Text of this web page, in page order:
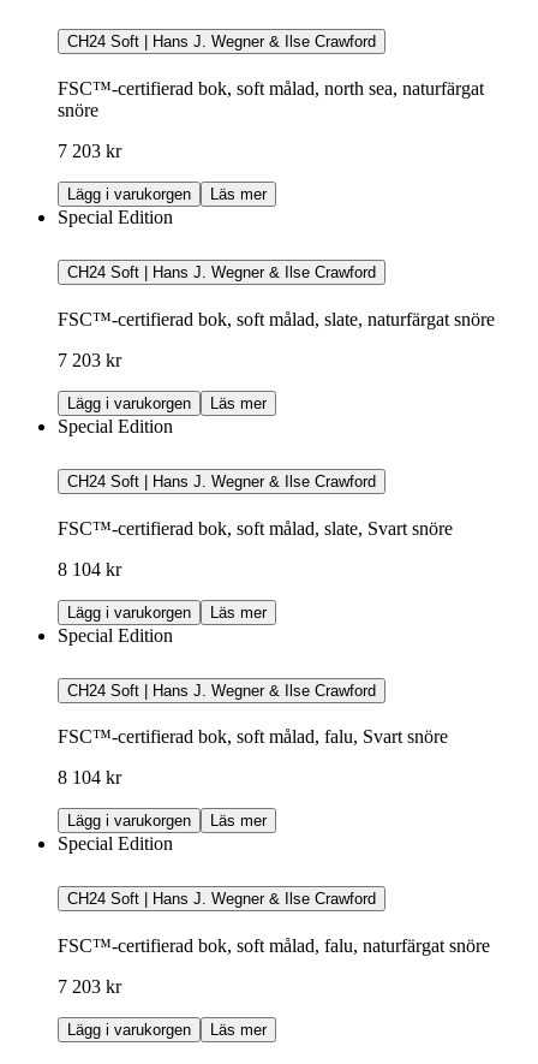
CH24 Soft | Hans J. Wegner & Ilse Crawford
FSC™-certifierad bok, soft målad, north sea, naturfärgat
snöre
7 203 kr
Lägg i varukorgen Läs mer
Special Edition
CH24 Soft | Hans J. Wegner & Ilse Crawford
FSC™-certifierad bok, soft målad, slate, naturfärgat snöre
7 203 kr
Lägg i varukorgen Läs mer
Special Edition
CH24 Soft | Hans J. Wegner & Ilse Crawford
FSC™-certifierad bok, soft målad, slate, Svart snöre
8 104 kr
Lägg i varukorgen Läs mer
Special Edition
CH24 Soft | Hans J. Wegner & Ilse Crawford
FSC™-certifierad bok, soft målad, falu, Svart snöre
8 104 kr
Lägg i varukorgen Läs mer
Special Edition
CH24 Soft | Hans J. Wegner & Ilse Crawford
FSC™-certifierad bok, soft målad, falu, naturfärgat snöre
7 203 kr
Lägg i varukorgen Läs mer